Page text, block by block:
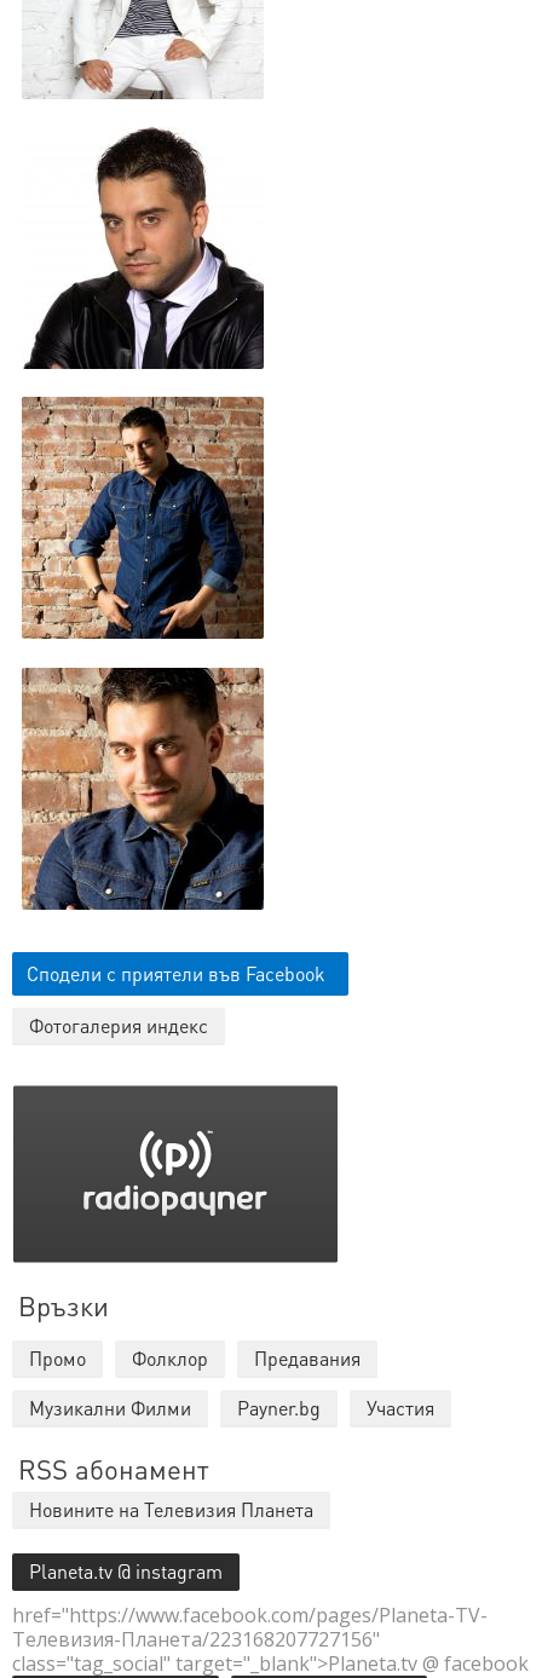
Сподели с приятели във Facebook
Фотогалерия индекс
Връзки
Промо Фолклор
Предавания
Музикални Филми
Payner.bg Участия
RSS абонамент
Новините на Телевизия Планета
Planeta.tv @ instagram
href="https://www.facebook.com/pages/Planeta-TV-
Телевизия-Планета/223168207727156"
class="tag_social" target="_blank">Planeta.tv @ facebook